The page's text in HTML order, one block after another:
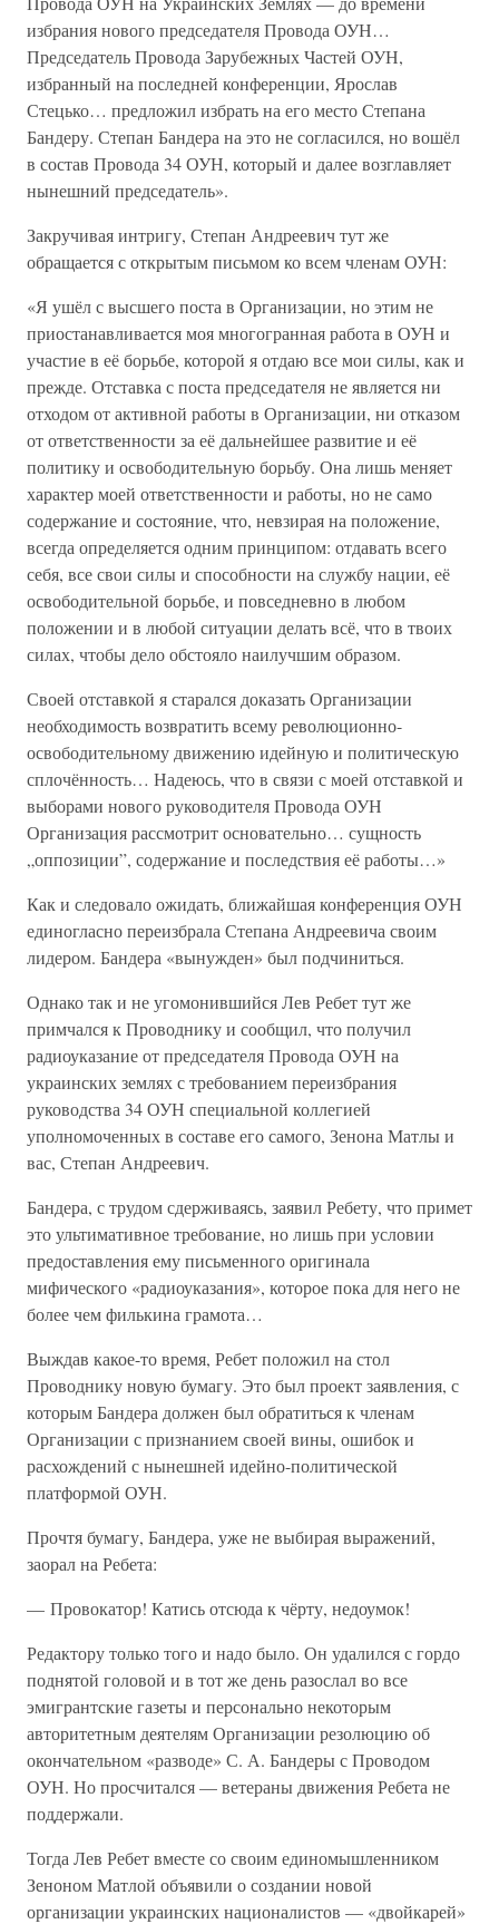
избрания нового председателя Провода ОУН…
Председатель Провода Зарубежных Частей ОУН,
избранный на последней конференции, Ярослав
Стецько… предложил избрать на его место Степана
Бандеру. Степан Бандера на это не согласился, но вошёл
в состав Провода 34 ОУН, который и далее возглавляет
нынешний председатель».
Закручивая интригу, Степан Андреевич тут же
обращается с открытым письмом ко всем членам ОУН:
«Я ушёл с высшего поста в Организации, но этим не
приостанавливается моя многогранная работа в ОУН и
участие в её борьбе, которой я отдаю все мои силы, как и
прежде. Отставка с поста председателя не является ни
отходом от активной работы в Организации, ни отказом
от ответственности за её дальнейшее развитие и её
политику и освободительную борьбу. Она лишь меняет
характер моей ответственности и работы, но не само
содержание и состояние, что, невзирая на положение,
всегда определяется одним принципом: отдавать всего
себя, все свои силы и способности на службу нации, её
освободительной борьбе, и повседневно в любом
положении и в любой ситуации делать всё, что в твоих
силах, чтобы дело обстояло наилучшим образом.
Своей отставкой я старался доказать Организации
необходимость возвратить всему революционно-
освободительному движению идейную и политическую
сплочённость… Надеюсь, что в связи с моей отставкой и
выборами нового руководителя Провода ОУН
Организация рассмотрит основательно… сущность
„оппозиции”, содержание и последствия её работы…»
Как и следовало ожидать, ближайшая конференция ОУН
единогласно переизбрала Степана Андреевича своим
лидером. Бандера «вынужден» был подчиниться.
Однако так и не угомонившийся Лев Ребет тут же
примчался к Проводнику и сообщил, что получил
радиоуказание от председателя Провода ОУН на
украинских землях с требованием переизбрания
руководства 34 ОУН специальной коллегией
уполномоченных в составе его самого, Зенона Матлы и
вас, Степан Андреевич.
Бандера, с трудом сдерживаясь, заявил Ребету, что примет
это ультимативное требование, но лишь при условии
предоставления ему письменного оригинала
мифического «радиоуказания», которое пока для него не
более чем филькина грамота…
Выждав какое-то время, Ребет положил на стол
Проводнику новую бумагу. Это был проект заявления, с
которым Бандера должен был обратиться к членам
Организации с признанием своей вины, ошибок и
расхождений с нынешней идейно-политической
платформой ОУН.
Прочтя бумагу, Бандера, уже не выбирая выражений,
заорал на Ребета:
— Провокатор! Катись отсюда к чёрту, недоумок!
Редактору только того и надо было. Он удалился с гордо
поднятой головой и в тот же день разослал во все
эмигрантские газеты и персонально некоторым
авторитетным деятелям Организации резолюцию об
окончательном «разводе» С. А. Бандеры с Проводом
ОУН. Но просчитался — ветераны движения Ребета не
поддержали.
Тогда Лев Ребет вместе со своим единомышленником
Зеноном Матлой объявили о создании новой
организации украинских националистов — «двойкарей»